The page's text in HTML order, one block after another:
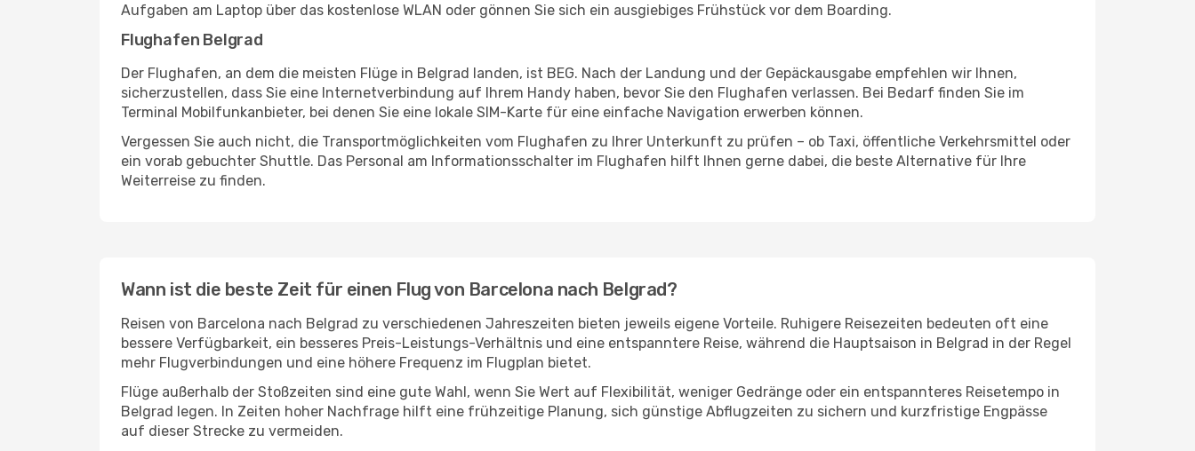
Aufgaben am Laptop über das kostenlose WLAN oder gönnen Sie sich ein ausgiebiges Frühstück vor dem Boarding.
Flughafen Belgrad
Der Flughafen, an dem die meisten Flüge in Belgrad landen, ist BEG. Nach der Landung und der Gepäckausgabe empfehlen wir Ihnen,
sicherzustellen, dass Sie eine Internetverbindung auf Ihrem Handy haben, bevor Sie den Flughafen verlassen. Bei Bedarf finden Sie im
Terminal Mobilfunkanbieter, bei denen Sie eine lokale SIM-Karte für eine einfache Navigation erwerben können.
Vergessen Sie auch nicht, die Transportmöglichkeiten vom Flughafen zu Ihrer Unterkunft zu prüfen – ob Taxi, öffentliche Verkehrsmittel oder
ein vorab gebuchter Shuttle. Das Personal am Informationsschalter im Flughafen hilft Ihnen gerne dabei, die beste Alternative für Ihre
Weiterreise zu finden.
Wann ist die beste Zeit für einen Flug von Barcelona nach Belgrad?
Reisen von Barcelona nach Belgrad zu verschiedenen Jahreszeiten bieten jeweils eigene Vorteile. Ruhigere Reisezeiten bedeuten oft eine
bessere Verfügbarkeit, ein besseres Preis-Leistungs-Verhältnis und eine entspanntere Reise, während die Hauptsaison in Belgrad in der Regel
mehr Flugverbindungen und eine höhere Frequenz im Flugplan bietet.
Flüge außerhalb der Stoßzeiten sind eine gute Wahl, wenn Sie Wert auf Flexibilität, weniger Gedränge oder ein entspannteres Reisetempo in
Belgrad legen. In Zeiten hoher Nachfrage hilft eine frühzeitige Planung, sich günstige Abflugzeiten zu sichern und kurzfristige Engpässe
auf dieser Strecke zu vermeiden.